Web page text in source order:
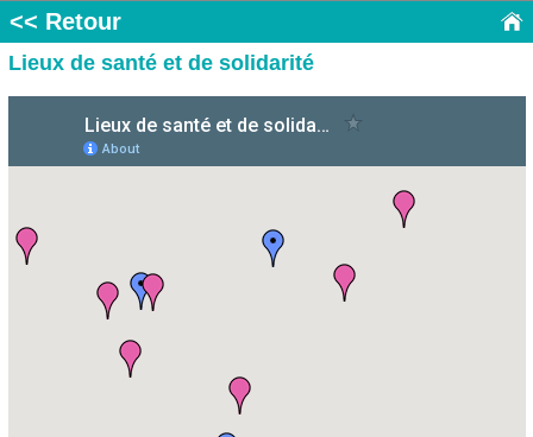
<< Retour
Lieux de santé et de solidarité